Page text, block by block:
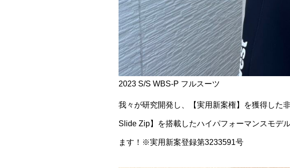
2023 S/S WBS-P フルスーツ
我々が研究開発し、【実用新案権】を獲得した
Slide Zip】を搭載したハイパフォーマンスモデ
ます！※実用新案登録第3233591号